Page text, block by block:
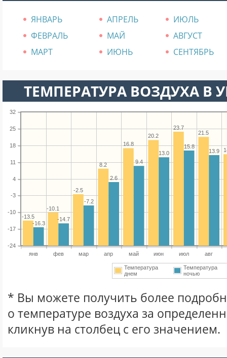
ЯНВАРЬ АПРЕЛЬ
ИЮЛЬ
ФЕВРАЛЬ
МАЙ
АВГУСТ
МАРТ
ИЮНЬ СЕНТЯБРЬ
ТЕМПЕРАТУРА ВОЗДУХА В
янв фев мар апр май июн июл авг
-24
-17
-10
-3
4
11
18
25
32
21.5
23.7
20.2
16.8
8.2
-2.5
-10.1
-13.5
13.9
15.8
13.0
9.4
2.6
-7.2
-14.7
-16.3
Температура
днем
Температура
ночью
* Вы можете получить более
о температуре воздуха за
кликнув на столбец с его значением.